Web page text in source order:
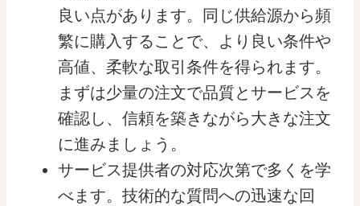
良い点があります。同じ供給源から頻
繁に購入することで、より良い条件や
高値、柔軟な取引条件を得られます。
まずは少量の注文で品質とサービスを
確認し、信頼を築きながら大きな注文
に進みましょう。
サービス提供者の対応次第で多くを学
べます。技術的な質問への迅速な回